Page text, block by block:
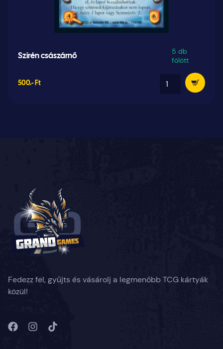
Szirén császárnő
5 db
fölött
500.- Ft
Fedezz fel, gyűjts és vásárolj a legmenőbb TCG kártyák
közül!